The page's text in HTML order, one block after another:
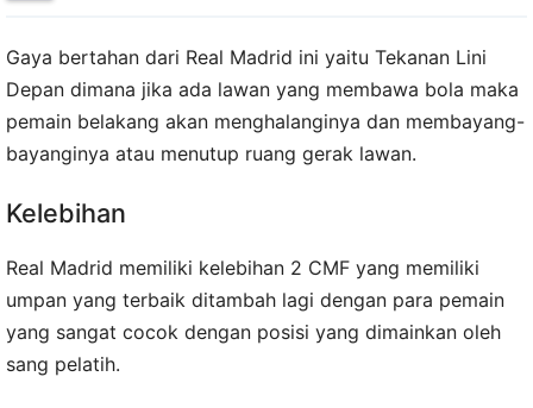
Gaya bertahan dari Real Madrid ini yaitu Tekanan Lini
Depan dimana jika ada lawan yang membawa bola maka
pemain belakang akan menghalanginya dan membayang-
bayanginya atau menutup ruang gerak lawan.
Kelebihan
Real Madrid memiliki kelebihan 2 CMF yang memiliki
umpan yang terbaik ditambah lagi dengan para pemain
yang sangat cocok dengan posisi yang dimainkan oleh
sang pelatih.